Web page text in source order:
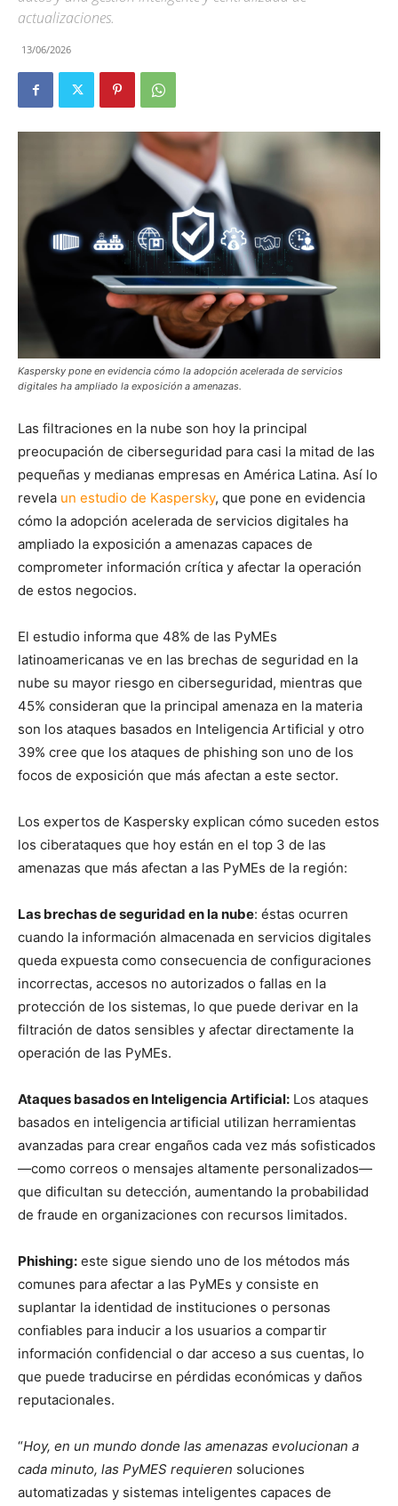
actualizaciones.
13/06/2026
Kaspersky pone en evidencia cómo la adopción acelerada de servicios
digitales ha ampliado la exposición a amenazas.
Las filtraciones en la nube son hoy la principal
preocupación de ciberseguridad para casi la mitad de las
pequeñas y medianas empresas en América Latina. Así lo
revela un estudio de Kaspersky, que pone en evidencia
cómo la adopción acelerada de servicios digitales ha
ampliado la exposición a amenazas capaces de
comprometer información crítica y afectar la operación
de estos negocios.
El estudio informa que 48% de las PyMEs
latinoamericanas ve en las brechas de seguridad en la
nube su mayor riesgo en ciberseguridad, mientras que
45% consideran que la principal amenaza en la materia
son los ataques basados en Inteligencia Artificial y otro
39% cree que los ataques de phishing son uno de los
focos de exposición que más afectan a este sector.
Los expertos de Kaspersky explican cómo suceden estos
los ciberataques que hoy están en el top 3 de las
amenazas que más afectan a las PyMEs de la región:
Las brechas de seguridad en la nube: éstas ocurren
cuando la información almacenada en servicios digitales
queda expuesta como consecuencia de configuraciones
incorrectas, accesos no autorizados o fallas en la
protección de los sistemas, lo que puede derivar en la
filtración de datos sensibles y afectar directamente la
operación de las PyMEs.
Ataques basados en Inteligencia Artificial: Los ataques
basados en inteligencia artificial utilizan herramientas
avanzadas para crear engaños cada vez más sofisticados
—como correos o mensajes altamente personalizados—
que dificultan su detección, aumentando la probabilidad
de fraude en organizaciones con recursos limitados.
Phishing: este sigue siendo uno de los métodos más
comunes para afectar a las PyMEs y consiste en
suplantar la identidad de instituciones o personas
confiables para inducir a los usuarios a compartir
información confidencial o dar acceso a sus cuentas, lo
que puede traducirse en pérdidas económicas y daños
reputacionales.
“Hoy, en un mundo donde las amenazas evolucionan a
cada minuto, las PyMES requieren soluciones
automatizadas y sistemas inteligentes capaces de